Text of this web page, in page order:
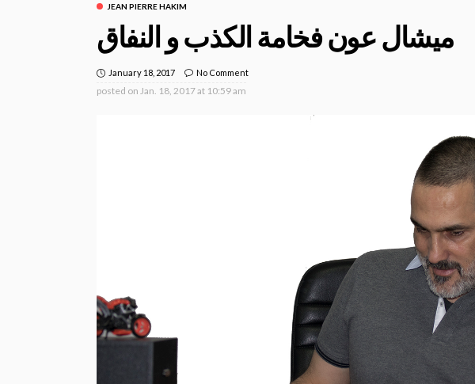
JEAN PIERRE HAKIM
ميشال عون فخامة الكذب و النفاق
January 18, 2017 No Comment
posted on Jan. 18, 2017 at 10:59 am